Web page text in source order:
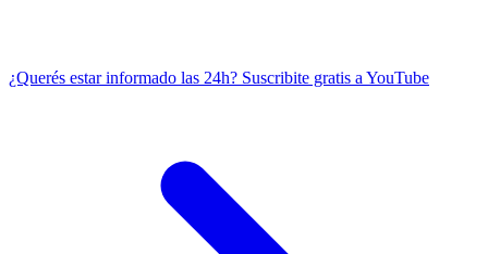
¿Querés estar informado las 24h? Suscribite gratis a YouTube